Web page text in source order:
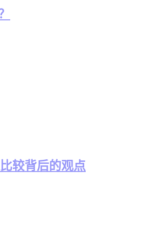
较背后的观点